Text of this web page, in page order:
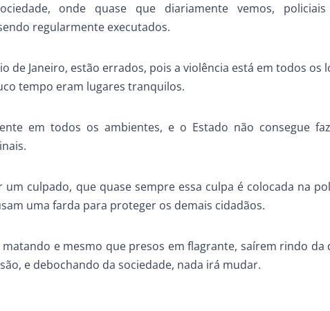
onde quase que diariamente vemos,
regularmente executados.
de Janeiro, estão errados, pois a violência está em todos os
tempo eram lugares tranquilos.
em todos os ambientes, e o Estado não consegue
culpado, que quase sempre essa culpa é colocada na
uma farda para proteger os demais cidadãos.
e mesmo que presos em flagrante, saírem rindo da
e debochando da sociedade, nada irá mudar.